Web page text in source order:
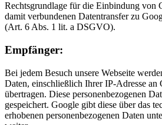
Rechtsgrundlage für die Einbindung von
damit verbundenen Datentransfer zu
(Art. 6 Abs. 1 lit. a DSGVO).
Empfänger:
Bei jedem Besuch unsere Webseite
Daten, einschließlich Ihrer IP-Adresse an
übertragen. Diese personenbezogenen
gespeichert. Google gibt diese über das
erhobenen personenbezogenen Daten